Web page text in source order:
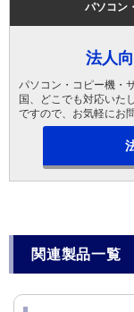
パソコン
法人
パソコン・コピー機・
国、どこでも対応いた
ですので、お気軽にお
関連製品一覧